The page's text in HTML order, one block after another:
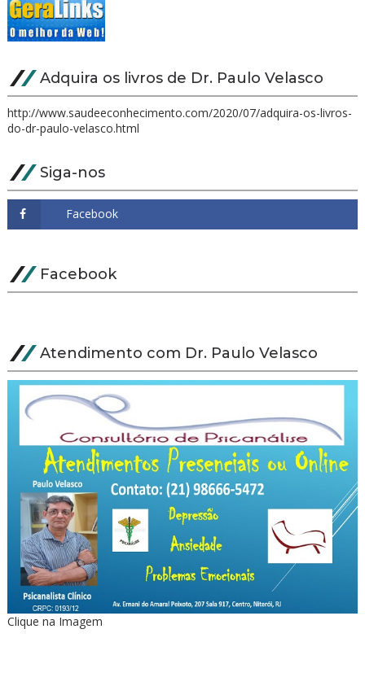
Adquira os livros de Dr. Paulo Velasco
http://www.saudeeconhecimento.com/2020/07/adquira-os-livros-
do-dr-paulo-velasco.html
Siga-nos
Facebook
Atendimento com Dr. Paulo Velasco
Clique na Imagem